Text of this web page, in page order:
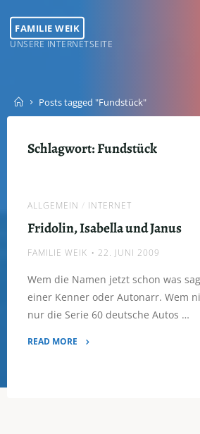
content
FAMILIE WEIK
UNSERE INTERNETSEITE
HomePosts tagged "Fundstück"
Schlagwort:Fundstück
ALLGEMEIN / INTERNET
Fridolin, Isabella und Janus
FAMILIE WEIK 22. JUNI 2009
Wem die Namen jetzt schon was
einer Kenner oder Autonarr. Wem
nur die Serie 60 deutsche Autos …
READ MORE